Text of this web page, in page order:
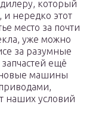
который
и нередко этот
место за почти
уже можно
за разумные
ещё
новые машины
наших условий